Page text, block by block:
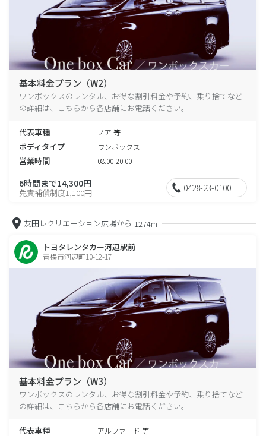
基本料金プラン（W2）
ワンボックスのレンタル、お得な割引料金や予約、乗り捨てなど
の詳細は、こちらから各店舗にお電話ください。
代表車種 ノア 等
ボディタイプ ワンボックス
営業時間 08:00-20:00
6時間まで14,300円
免責補償制度1,100円 0428-23-0100
友田レクリエーション広場から 1274m
トヨタレンタカー河辺駅前
青梅市河辺町10-12-17
基本料金プラン（W3）
ワンボックスのレンタル、お得な割引料金や予約、乗り捨てなど
の詳細は、こちらから各店舗にお電話ください。
代表車種 アルファード 等